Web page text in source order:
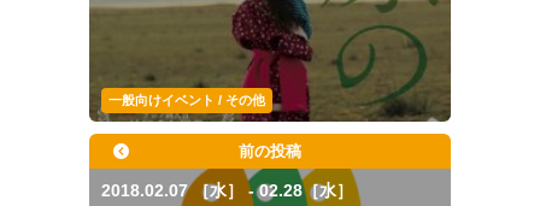
一般向けイベント / その他
前の投稿
2018.02.07 ［水］ - 02.28［水］